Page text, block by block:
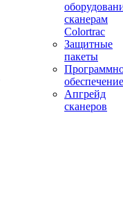
сканерам
Colortrac
Защитные
пакеты
обеспечение
Апгрейд
сканеров